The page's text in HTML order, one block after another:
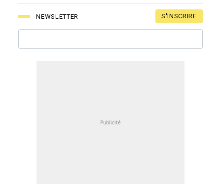
NEWSLETTER S'INSCRIRE